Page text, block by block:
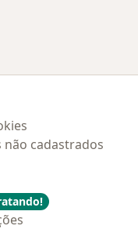
cadastrados